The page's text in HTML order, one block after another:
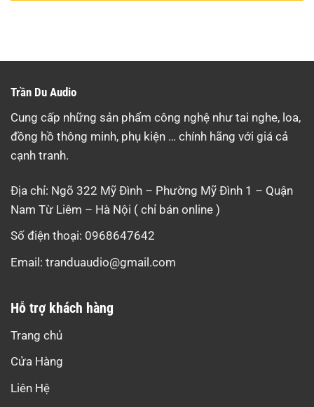
Trần Du Audio
Cung cấp những sản phẩm công nghệ như tai nghe, loa,
đồng hồ thông minh, phụ kiện … chính hãng với giá cả
cạnh tranh.
Địa chỉ: Ngõ 322 Mỹ Đình – Phường Mỹ Đình 1 – Quận
Nam Từ Liêm – Hà Nội ( chỉ bán online )
Số điện thoại: 0968647642
Email: tranduaudio@gmail.com
Hỗ trợ khách hàng
Trang chủ
Cửa Hàng
Liên Hệ